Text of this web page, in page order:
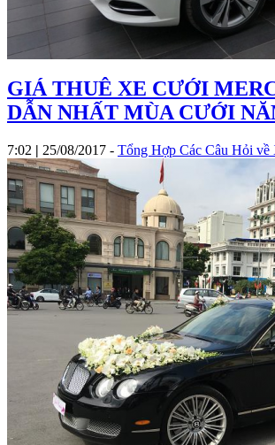
GIÁ THUÊ XE CƯỚI
DẪN NHẤT MÙA CƯỚI
7:02 | 25/08/2017 - Tổng Hợp Các Câu Hỏi về